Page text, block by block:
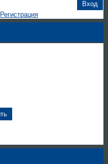
Регистрация